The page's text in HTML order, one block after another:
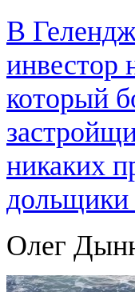
В
инвестор
который
никаких
Олег